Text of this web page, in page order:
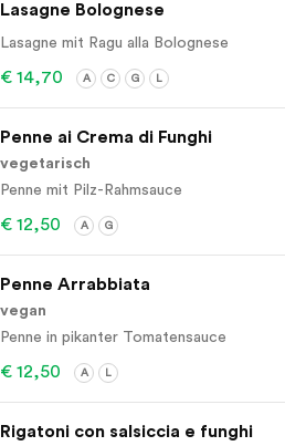
Lasagne Bolognese
Lasagne mit Ragu alla Bolognese
€ 14,70 A C G L
Penne ai Crema di Funghi
vegetarisch
Penne mit Pilz-Rahmsauce
€ 12,50 A G
Penne Arrabbiata
vegan
Penne in pikanter Tomatensauce
€ 12,50 A L
Rigatoni con salsiccia e funghi